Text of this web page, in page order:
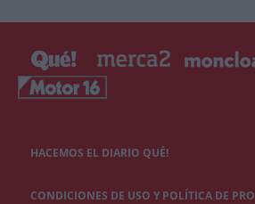
HACEMOS EL DIARIO QUÉ!
CONDICIONES DE USO Y POLÍTICA DE